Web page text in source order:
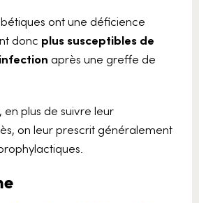
ont une déficience
donc plus susceptibles de
après une greffe de
plus de suivre leur
on leur prescrit généralement